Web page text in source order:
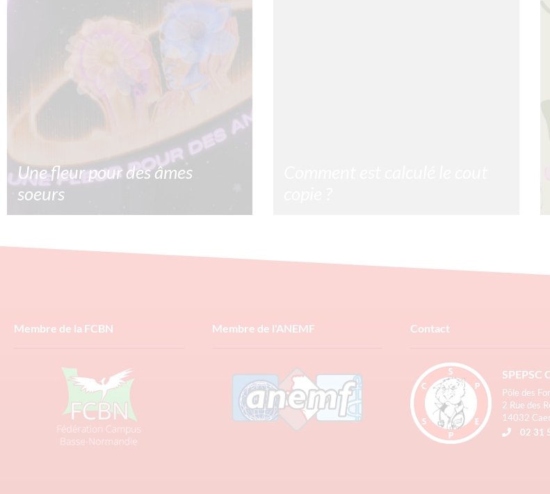
Une fleur pour des âmes
soeurs
permettra de faire un don à une association !
compte de multiples facteurs. C’est sur cette
Membre de la FCBN Membre de l'ANEMF Contact
SPEPSC
Pôle des
2 Rue des
14032
02 31